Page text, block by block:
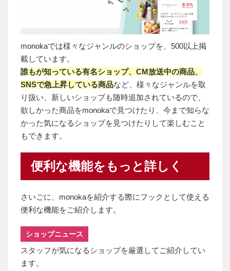
monokaでは様々なジャンルのショップを、500以上掲
載しています。
誰もが知っている有名ショップ、 CM放送中の商品、
SNSで急上昇している商品など、様々なジャンルを取
り扱い、新しいショップも随時追加されているので、
欲しかった商品をmonokaで見つけたり、今まで知らな
かった気になるショップを見つけたりして楽しむこと
もできます。
便利な機能をもっと詳しく
さいごに、monokaを紹介する際にフックとして使える
便利な機能をご紹介します。
ショップニュース
スタッフが気になるショップを厳選してご紹介してい
ます。